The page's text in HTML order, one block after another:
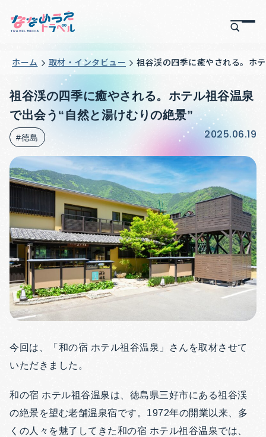
ホーム 取材・インタビュー 祖谷渓の四季に癒やされる。ホ
祖谷渓の四季に癒やされる。ホテル祖谷温泉
で出会う“自然と湯けむりの絶景”
#徳島 2025.06.19
今回は、「和の宿 ホテル祖谷温泉」さんを取材させて
いただきました。
和の宿 ホテル祖谷温泉は、徳島県三好市にある祖谷渓
の絶景を望む老舗温泉宿です。1972年の開業以来、多
くの人々を魅了してきた和の宿 ホテル祖谷温泉では、